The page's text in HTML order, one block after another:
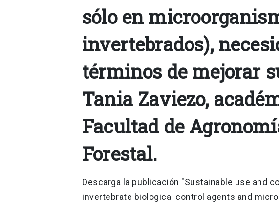
sólo en
invertebrados),
términos de mejorar
Tania Zaviezo,
Facultad de
Forestal.
Descarga la publicación "Sustainable use and
invertebrate biological control agents and